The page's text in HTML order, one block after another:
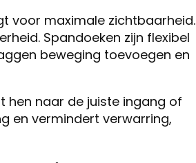
voor maximale zichtbaarheid.
Spandoeken zijn flexibel
beweging toevoegen en
hen naar de juiste ingang of
en vermindert verwarring,